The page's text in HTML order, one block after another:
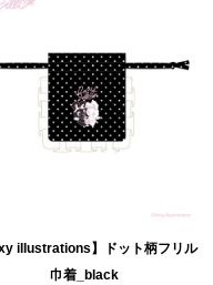
illustrations】ドット柄フリル
巾着_black